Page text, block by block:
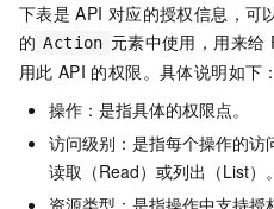
下表是 API 对应的授权信息，可
的 Action 元素中使用，用来给
用此 API 的权限。具体说明如下：
操作：是指具体的权限点。
访问级别：是指每个操作的访
读取（Read）或列出（List）。